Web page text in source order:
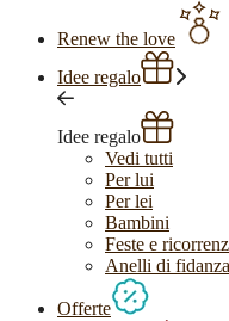
Renew the love
Idee regalo
Idee regalo
Vedi tutti
Per lui
Per lei
Bambini
Feste e
Anelli di
Offerte